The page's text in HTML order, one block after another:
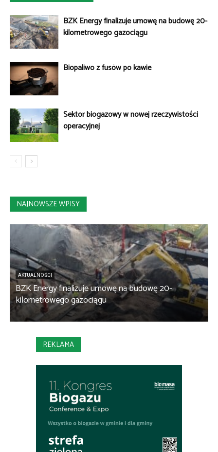
BZK Energy finalizuje umowę na budowę 20-
kilometrowego gazociągu
Biopaliwo z fusów po kawie
Sektor biogazowy w nowej rzeczywistości
operacyjnej
NAJNOWSZE WPISY
AKTUALNOŚCI
BZK Energy finalizuje umowę na budowę 20-
kilometrowego gazociągu
REKLAMA